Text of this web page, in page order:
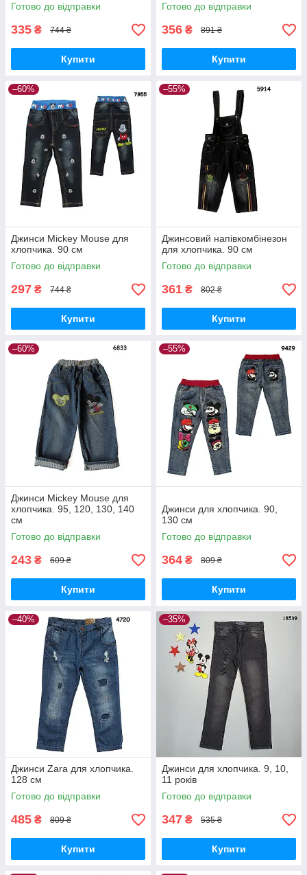
Готово до відправки
335 ₴ 744 ₴
Купити
Готово до відправки
356 ₴ 891 ₴
Купити
–60%
Джинси Mickey Mouse для
хлопчика. 90 см
Готово до відправки
297 ₴ 744 ₴
Купити
–55%
Джинсовий напівкомбінезон
для хлопчика. 90 см
Готово до відправки
361 ₴ 802 ₴
Купити
–60%
Джинси Mickey Mouse для
хлопчика. 95, 120, 130, 140
см
Готово до відправки
243 ₴ 609 ₴
Купити
–55%
Джинси для хлопчика. 90,
130 см
Готово до відправки
364 ₴ 809 ₴
Купити
–40%
Джинси Zara для хлопчика.
128 см
Готово до відправки
485 ₴ 809 ₴
Купити
–35%
Джинси для хлопчика. 9, 10,
11 років
Готово до відправки
347 ₴ 535 ₴
Купити